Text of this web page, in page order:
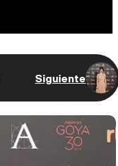
Siguiente